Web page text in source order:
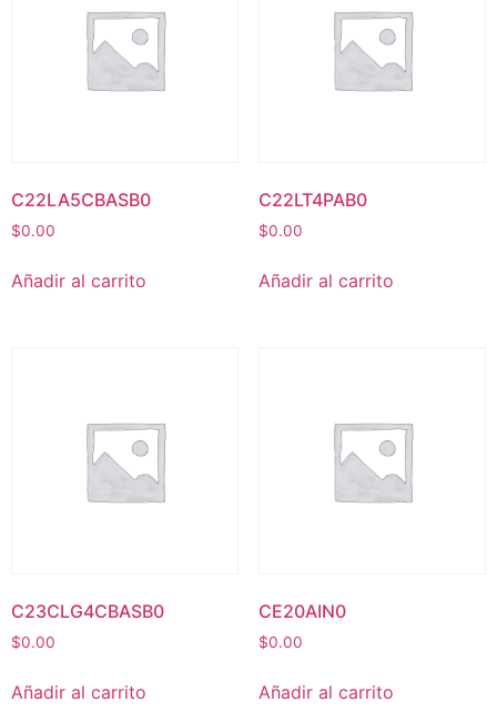
C22LA5CBASB0
$0.00
Añadir al carrito
C22LT4PAB0
$0.00
Añadir al carrito
C23CLG4CBASB0
$0.00
Añadir al carrito
CE20AIN0
$0.00
Añadir al carrito